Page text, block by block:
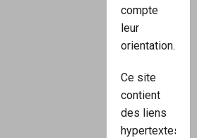
compte
leur
orientation.
Ce site
contient
des liens
hypertextes